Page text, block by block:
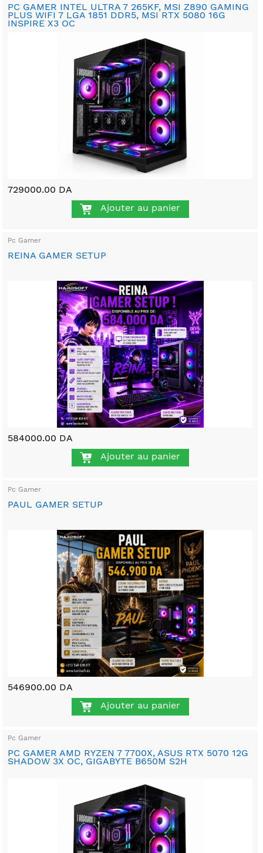
PC GAMER INTEL ULTRA 7 265KF, MSI Z890 GAMING
PLUS WIFI 7 LGA 1851 DDR5, MSI RTX 5080 16G
INSPIRE X3 OC
729000.00 DA
Ajouter au panier
Pc Gamer
REINA GAMER SETUP
584000.00 DA
Ajouter au panier
Pc Gamer
PAUL GAMER SETUP
546900.00 DA
Ajouter au panier
Pc Gamer
PC GAMER AMD RYZEN 7 7700X, ASUS RTX 5070 12G
SHADOW 3X OC, GIGABYTE B650M S2H